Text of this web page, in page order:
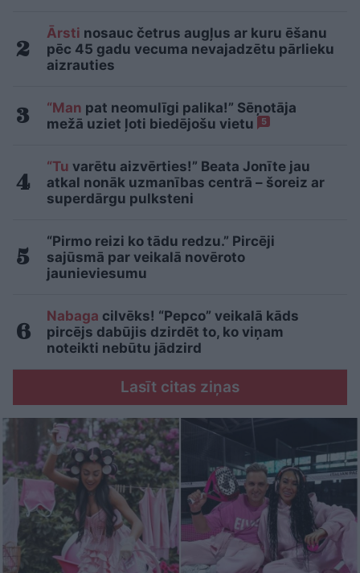
Ārsti nosauc četrus augļus ar kuru ēšanu
pēc 45 gadu vecuma nevajadzētu pārlieku
aizrauties
“Man pat neomulīgi palika!” Sēņotāja
mežā uziet ļoti biedējošu vietu
5
“Tu varētu aizvērties!” Beata Jonīte jau
atkal nonāk uzmanības centrā – šoreiz ar
superdārgu pulksteni
“Pirmo reizi ko tādu redzu.” Pircēji
sajūsmā par veikalā novēroto
jaunieviesumu
Nabaga cilvēks! “Pepco” veikalā kāds
pircējs dabūjis dzirdēt to, ko viņam
noteikti nebūtu jādzird
Lasīt citas ziņas